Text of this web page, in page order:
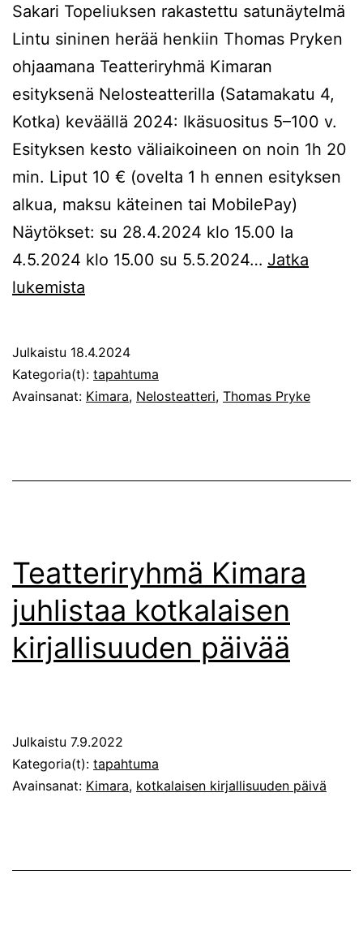
Sakari Topeliuksen rakastettu satunäytelmä
Lintu sininen herää henkiin Thomas Pryken
ohjaamana Teatteriryhmä Kimaran
esityksenä Nelosteatterilla (Satamakatu 4,
Kotka) keväällä 2024: Ikäsuositus 5–100 v.
Esityksen kesto väliaikoineen on noin 1h 20
min. Liput 10 € (ovelta 1 h ennen esityksen
alkua, maksu käteinen tai MobilePay)
Näytökset: su 28.4.2024 klo 15.00 la
4.5.2024 klo 15.00 su 5.5.2024… Jatka
lukemista
Julkaistu 18.4.2024
Kategoria(t): tapahtuma
Avainsanat: Kimara, Nelosteatteri, Thomas Pryke
Teatteriryhmä Kimara
juhlistaa kotkalaisen
kirjallisuuden päivää
Julkaistu 7.9.2022
Kategoria(t): tapahtuma
Avainsanat: Kimara, kotkalaisen kirjallisuuden päivä